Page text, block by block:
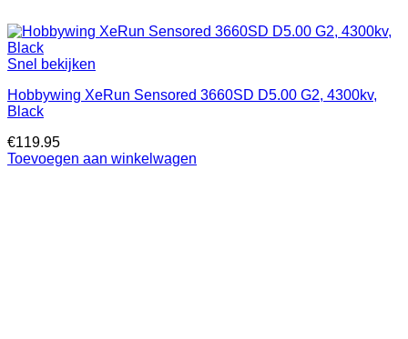
Snel bekijken
Hobbywing XeRun Sensored 3660SD D5.00 G2, 4300kv,
Black
€119.95
Toevoegen aan winkelwagen